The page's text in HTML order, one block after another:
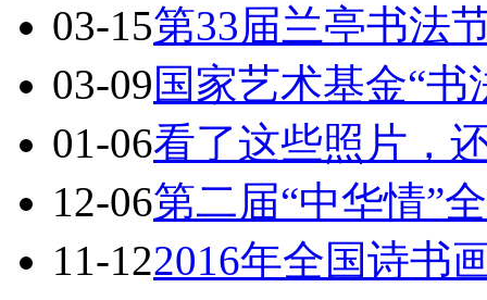
03-15第33届兰亭书法
03-09国家艺术基金“
01-06看了这些照片，
12-06第二届“中华情”
11-122016年全国诗书